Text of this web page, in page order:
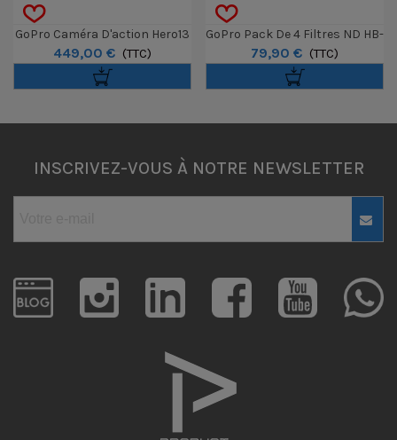
GoPro Caméra D'action Hero13
Black
449,00 € (TTC)
GoPro Pack De 4 Filtres ND HB-
Series Pour GoPro Hero13
79,90 € (TTC)
INSCRIVEZ-VOUS À NOTRE NEWSLETTER